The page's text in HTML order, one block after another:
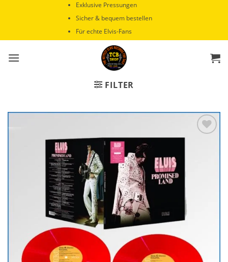
Exklusive Pressungen
Sicher & bequem bestellen
Für echte Elvis-Fans
FILTER
hinzufügen